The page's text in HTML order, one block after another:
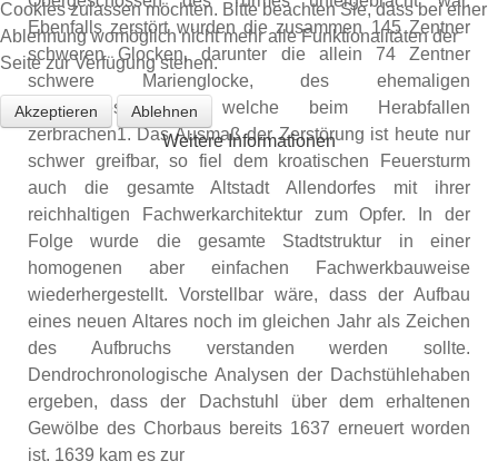
Ebenfalls zerstört wurden die zusammen 145 Zentner
schweren Glocken, darunter die allein 74 Zentner
schwere Marienglocke, des ehemaligen
Glockengeschosses, welche beim Herabfallen
zerbrachen1. Das Ausmaß der Zerstörung ist heute nur
schwer greifbar, so fiel dem kroatischen Feuersturm
auch die gesamte Altstadt Allendorfes mit ihrer
reichhaltigen Fachwerkarchitektur zum Opfer. In der
Folge wurde die gesamte Stadtstruktur in einer
homogenen aber einfachen Fachwerkbauweise
wiederhergestellt. Vorstellbar wäre, dass der Aufbau
eines neuen Altares noch im gleichen Jahr als Zeichen
des Aufbruchs verstanden werden sollte.
Dendrochronologische Analysen der Dachstühlehaben
ergeben, dass der Dachstuhl über dem erhaltenen
Gewölbe des Chorbaus bereits 1637 erneuert worden
ist. 1639 kam es zur
Cookies zulassen möchten. Bitte beachten Sie, dass bei einer
Ablehnung womöglich nicht mehr alle Funktionalitäten der
Seite zur Verfügung stehen.
Akzeptieren Ablehnen
Weitere Informationen